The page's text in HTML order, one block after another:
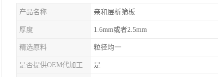
产品名称 亲和层析筛板
厚度 1.6mm或者2.5mm
精选原料 粒径均一
是否提供OEM代加工 是